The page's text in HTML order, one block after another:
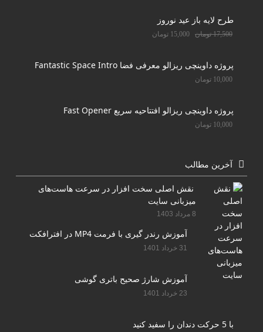
طرح لایه باز عید نوروز
17,500 تومان 15,000 تومان
پروژه داوینچی ریزالو معرفی فضا Fantastic Space Intro
10,000 تومان
پروژه داوینچی ریزالو افتتاحیه سریع Fast Opener
10,000 تومان
آخرین مطالب
نقش اصلی سخت افزار در سرعت هاست‌های
میزبانی سایت
8 مرداد 1403
آموزش رندر گیری با فرمت MP4 در افترافکت
31 خرداد 1401
آموزش شارژ صحیح باتری گوشی
23 خرداد 1401
با 5 حرکت دندان را سفید کنید